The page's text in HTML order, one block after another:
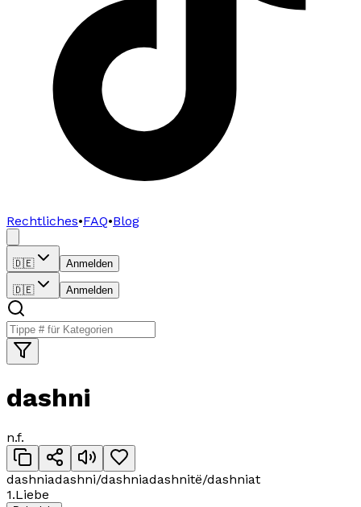
Rechtliches•FAQ•Blog
🇩🇪 Anmelden
🇩🇪 Anmelden
dashni
n.f.
dashniadashni/dashniadashnitë/dashniat
1.Liebe